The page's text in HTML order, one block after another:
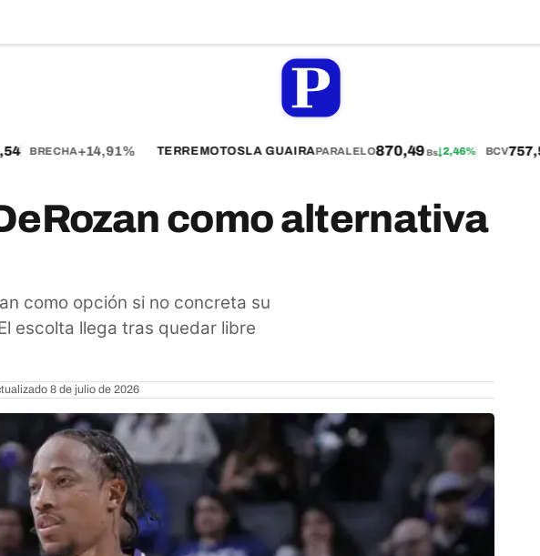
BRECHA+14,91% TERREMOTOSLA GUAIRAPARALELO870,49Bs↓2,46% BCV757,54
como alternativa
como opción si no concreta su
escolta llega tras quedar libre
8 de julio de 2026